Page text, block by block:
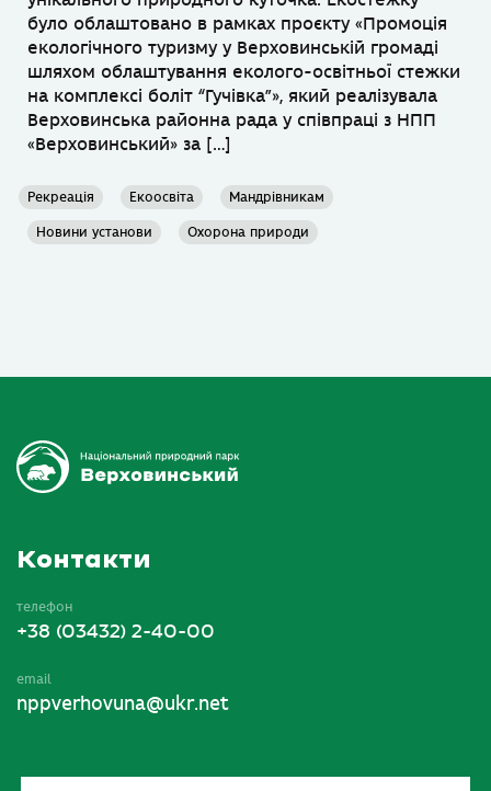
було облаштовано в рамках проєкту «Промоція
екологічного туризму у Верховинській громаді
шляхом облаштування еколого-освітньої стежки
на комплексі боліт “Гучівка”», який реалізувала
Верховинська районна рада у співпраці з НПП
«Верховинський» за […]
Рекреація Екоосвіта Мандрівникам
Новини установи Охорона природи
Контакти
телефон
+38 (03432) 2-40-00
email
nppverhovuna@ukr.net